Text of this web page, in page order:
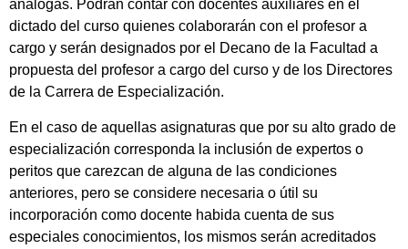
análogas. Podrán contar con docentes auxiliares en el
dictado del curso quienes colaborarán con el profesor a
cargo y serán designados por el Decano de la Facultad a
propuesta del profesor a cargo del curso y de los Directores
de la Carrera de Especialización.
En el caso de aquellas asignaturas que por su alto grado de
especialización corresponda la inclusión de expertos o
peritos que carezcan de alguna de las condiciones
anteriores, pero se considere necesaria o útil su
incorporación como docente habida cuenta de sus
especiales conocimientos, los mismos serán acreditados